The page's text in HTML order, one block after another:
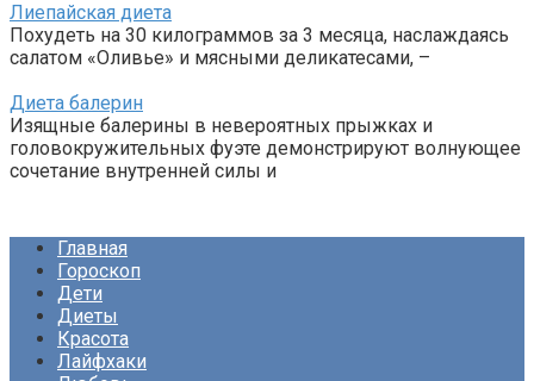
Лиепайская диета
Похудеть на 30 килограммов за 3 месяца, наслаждаясь
салатом «Оливье» и мясными деликатесами, –
Диета балерин
Изящные балерины в невероятных прыжках и
головокружительных фуэте демонстрируют волнующее
сочетание внутренней силы и
Главная
Гороскоп
Дети
Диеты
Красота
Лайфхаки